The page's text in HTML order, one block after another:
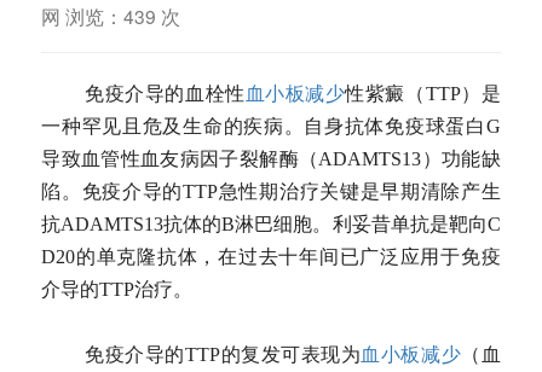
网 浏览：439 次
免疫介导的血栓性 血小板减少性紫癜
（TTP）是
一种罕见且危及生命的疾病。自身抗体免疫球蛋白G
导致血管性血友病因子裂解酶（ADAMTS13）功能缺
陷。免疫介导的TTP急性期治疗关键是早期清除产生
抗ADAMTS13抗体的B淋巴细胞。 利妥昔单抗是靶向C
D20的单克隆抗体，在过去十年间已广泛应用于免疫
介导的TTP治疗。
免疫介导的TTP的复发可表现为血小板减少 （血